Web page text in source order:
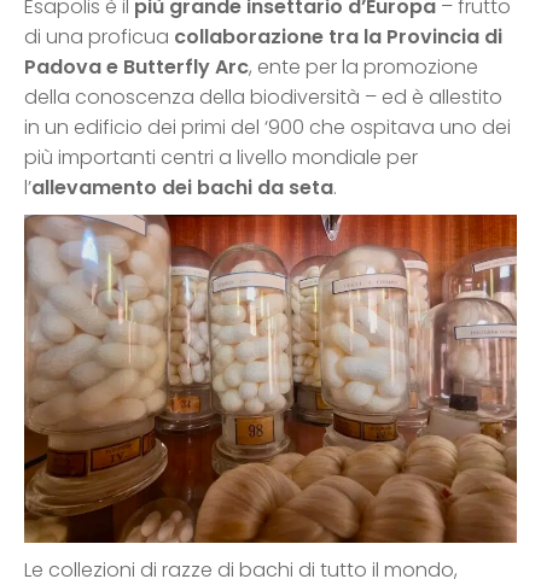
Esapolis è il più grande insettario d’Europa – frutto
di una proficua collaborazione tra la Provincia di
Padova e Butterfly Arc, ente per la promozione
della conoscenza della biodiversità – ed è allestito
in un edificio dei primi del ‘900 che ospitava uno dei
più importanti centri a livello mondiale per
l’allevamento dei bachi da seta.
Le collezioni di razze di bachi di tutto il mondo,